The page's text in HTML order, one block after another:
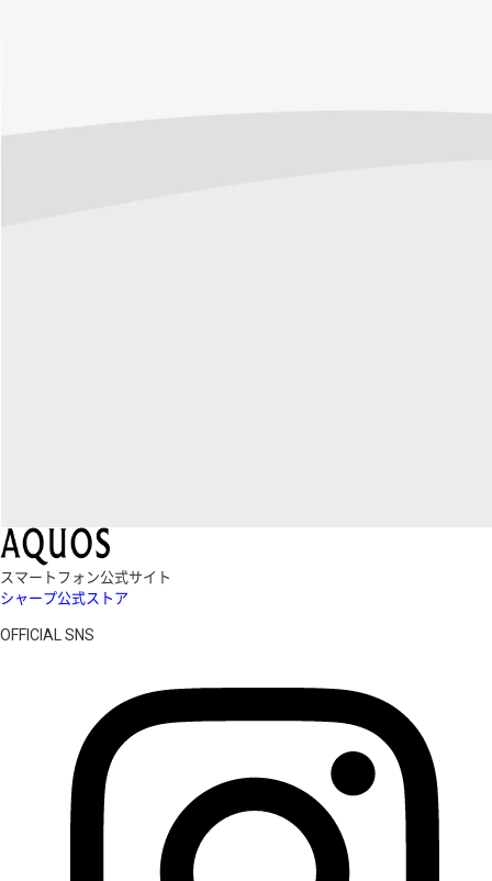
スマートフォン公式サイト
シャープ公式ストア
OFFICIAL SNS